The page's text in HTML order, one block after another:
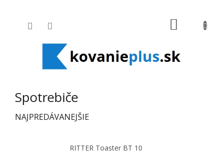
Spotrebiče
NAJPREDÁVANEJŠIE
RITTER Toaster BT 10